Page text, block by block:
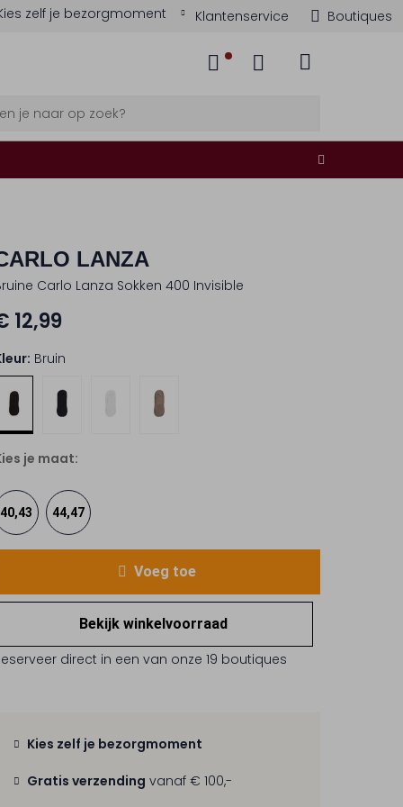
zelf je bezorgmoment Klantenservice Boutiques
LANZA
Carlo Lanza Sokken 400 Invisible
12,99
Bruin
je maat:
40,43 44,47
Voeg toe
Bekijk winkelvoorraad
direct in een van onze 19 boutiques
Kies zelf je bezorgmoment
Gratis verzending vanaf € 100,-